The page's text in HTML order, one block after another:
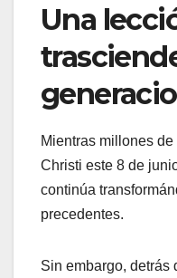
Una
Mientras millones
Christi este 8 de
continúa
precedentes.
Sin embargo, detrás